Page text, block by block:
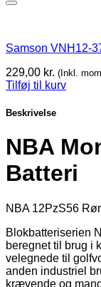
Samson VNH12-
229,00 kr. (Inkl.
Tilføj til kurv
Beskrivelse
NBA
Batteri
NBA 12PzS56
Blokbatteriserien
beregnet til brug i
velegnede til
anden industriel
krævende og